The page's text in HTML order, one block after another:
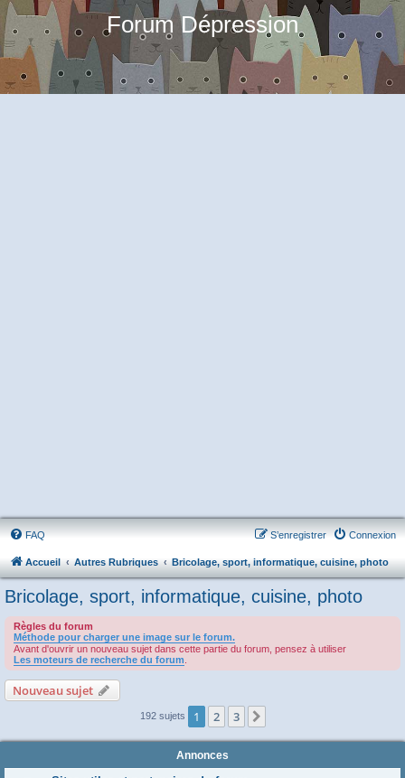
Forum Dépression
FAQ Connexion
S’enregistrer
Accueil Autres Rubriques Bricolage, sport, informatique, cuisine, photo
Bricolage, sport, informatique, cuisine, photo
Règles du forum
Méthode pour charger une image sur le forum.
Avant d'ouvrir un nouveau sujet dans cette partie du forum, pensez à utiliser
Les moteurs de recherche du forum
Nouveau sujet
192 sujets 1 2 3
Annonces